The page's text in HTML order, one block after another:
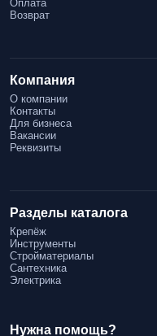
Оплата
Возврат
Компания
О компании
Контакты
Для бизнеса
Вакансии
Реквизиты
Разделы каталога
Крепёж
Инструменты
Стройматериалы
Сантехника
Электрика
Нужна помощь?